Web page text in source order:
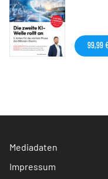
99,99
Mediadaten
Impressum